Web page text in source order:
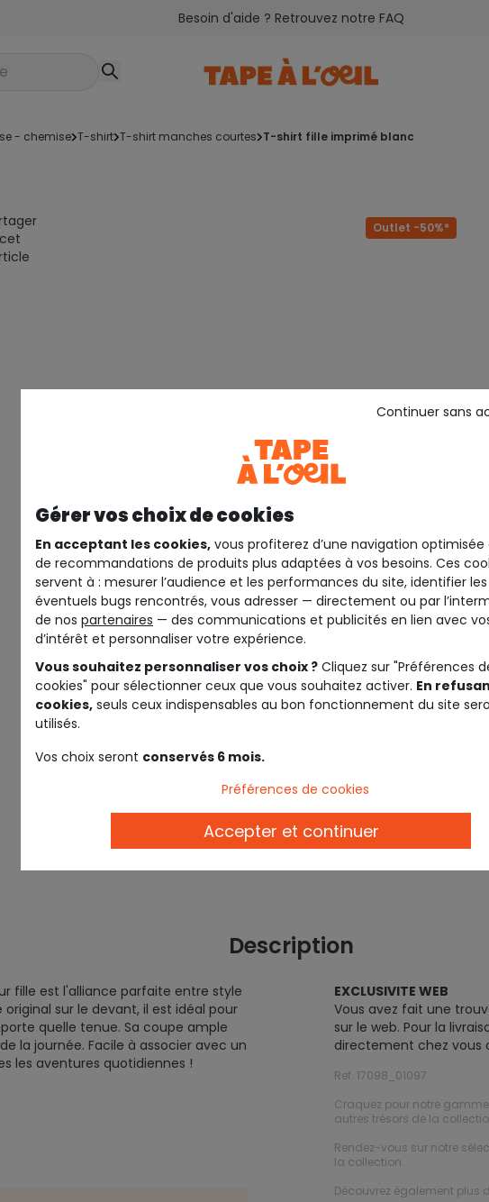
Besoin d'aide ? Retrouvez notre FAQ
- chemise t-shirt t-shirt manches courtes t-shirt fille imprimé blanc
cet
Outlet -50%*
Description
fille est l'alliance parfaite entre style
sur le devant, il est idéal pour
quelle tenue. Sa coupe ample
la journée. Facile à associer avec un
les aventures quotidiennes !
EXCLUSIVITE WEB
Vous avez fait une
sur le web. Pour la
directement chez vous
Ref. 17098_01097
Craquez pour notre
autres trésors de la
Rendez-vous sur notre
la collection.
Découvrez également plus
Gérer vos choix de cookies
En acceptant les cookies, vous profiterez d’une navigation optimisée
de recommandations de produits plus adaptées à vos besoins. Ces
servent à : mesurer l’audience et les performances du site, identifier les
éventuels bugs rencontrés, vous adresser — directement ou par
de nos partenaires — des communications et publicités en lien avec
d’intérêt et personnaliser votre expérience.
Vous souhaitez personnaliser vos choix ? Cliquez sur "Préférences
cookies" pour sélectionner ceux que vous souhaitez activer. En
cookies, seuls ceux indispensables au bon fonctionnement du site
utilisés.
Vos choix seront conservés 6 mois.
Continuer sans
Préférences de cookies
Accepter et continuer